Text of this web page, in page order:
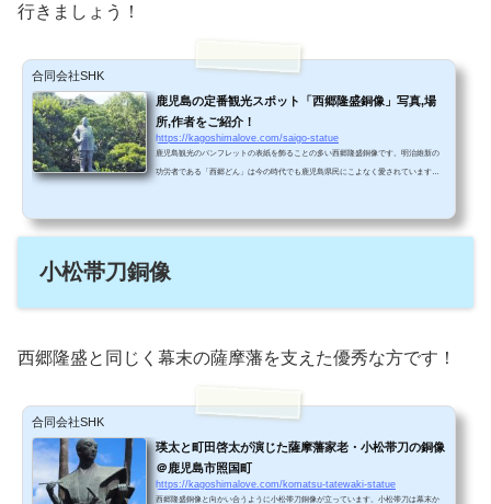
行きましょう！
合同会社SHK
鹿児島の定番観光スポット「西郷隆盛銅像」写真,場
所,作者をご紹介！
https://kagoshimalove.com/saigo-statue
鹿児島観光のパンフレットの表紙を飾ることの多い西郷隆盛銅像です。明治維新の
功労者である「西郷どん」は今の時代でも鹿児島県民にこよなく愛されています。
す。太い眉と大きな目がハンサムです！軍服を着ている姿は迫力があります！ 動画
やま）」といって、西南戦争（1877年）の最後の激戦地...
小松帯刀銅像
西郷隆盛と同じく幕末の薩摩藩を支えた優秀な方です！
合同会社SHK
瑛太と町田啓太が演じた薩摩藩家老・小松帯刀の銅像
＠鹿児島市照国町
https://kagoshimalove.com/komatsu-tatewaki-statue
西郷隆盛銅像と向かい合うように小松帯刀銅像が立っています。小松帯刀は幕末か